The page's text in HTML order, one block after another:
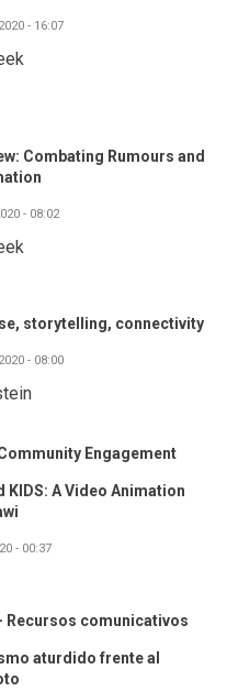
- 16:07
Combating Rumours and
- 08:02
storytelling, connectivity
- 08:00
Engagement
KIDS: A Video Animation
- 00:37
- Recursos comunicativos
aturdido frente al